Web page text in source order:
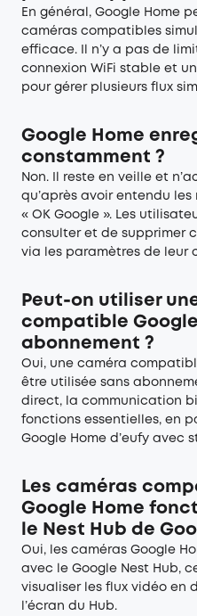
En général, Google Home
caméras compatibles
efficace. Il n’y a pas de
connexion WiFi stable et
pour gérer plusieurs flux
Google Home
constamment ?
Non. Il reste en veille et
qu’après avoir entendu les
« OK Google ». Les
consulter et de supprimer
via les paramètres de leur
Peut-on utiliser
compatible
abonnement ?
Oui, une caméra
être utilisée sans
direct, la communication
fonctions essentielles, en
Google Home d’eufy avec
Les caméras
Google Home
le Nest Hub de
Oui, les caméras Google
avec le Google Nest Hub,
visualiser les flux vidéo en
l’écran du Hub.